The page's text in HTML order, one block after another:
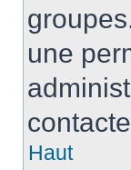
une
Haut